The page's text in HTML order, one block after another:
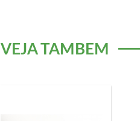
VEJA TAMBÉM